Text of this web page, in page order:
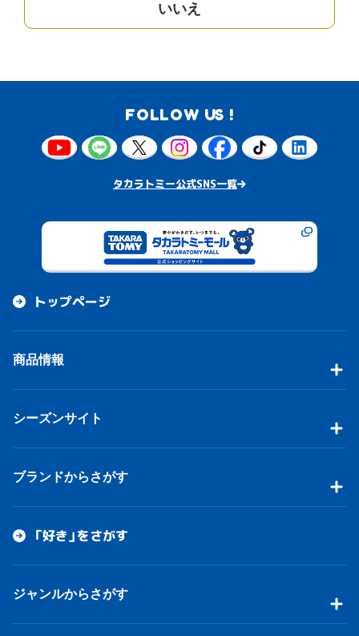
いいえ
FOLLOW US !
タカラトミー公式SNS一覧
トップページ
商品情報
シーズンサイト
ブランドからさがす
「好き」をさがす
ジャンルからさがす